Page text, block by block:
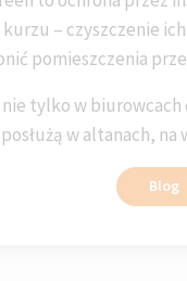
– czyszczenie
pomieszczenia
tylko w
w altanach, na
Blog